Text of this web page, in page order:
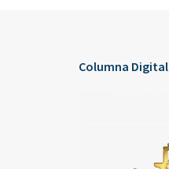
Columna Digital